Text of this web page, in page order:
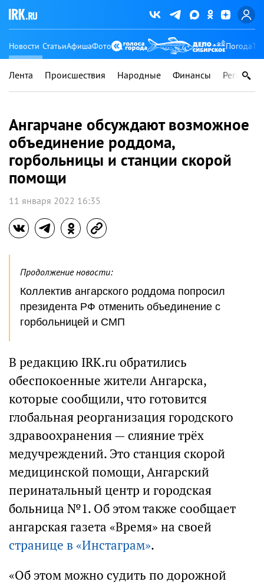
Новости СтатьиАфишаФото Погода
Лента Происшествия Народные Финансы Регионы
Ангарчане обсуждают возможное
объединение роддома,
горбольницы и станции скорой
помощи
11 января 2022 16:35
Продолжение новости:
Коллектив ангарского роддома попросил
президента РФ отменить объединение с
горбольницей и СМП
В редакцию IRK.ru обратились
обеспокоенные жители Ангарска,
которые сообщили, что готовится
глобальная реорганизация городского
здравоохранения — слияние трёх
медучреждений. Это станция скорой
медицинской помощи, Ангарский
перинатальный центр и городская
больница №1. Об этом также сообщает
ангарская газета «Время» на своей
странице в «Инстаграм».
«Об этом можно судить по дорожной